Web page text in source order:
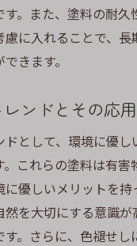
。また、塗料の耐久
慮に入れることで、長
きます。
ンドとその応用
ドとして、環境に優
。これらの塗料は有害
に優しいメリットを持
を大切にする意識が
す。さらに、色褪せし